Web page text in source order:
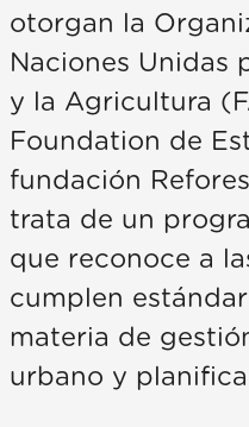
otorgan la
Naciones Unidas
y la Agricultura
Foundation de
fundación
trata de un
que reconoce a
cumplen
materia de
urbano y